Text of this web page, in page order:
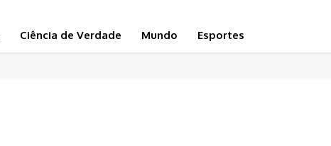
Ciência de Verdade Mundo Esportes